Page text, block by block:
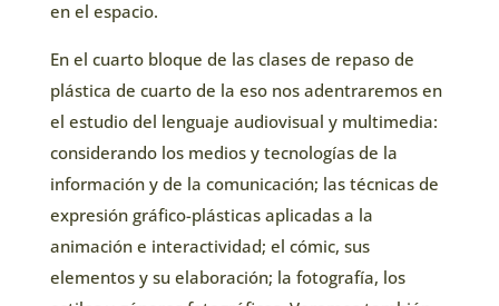
en el espacio.
En el cuarto bloque de las clases de repaso de
plástica de cuarto de la eso nos adentraremos en
el estudio del lenguaje audiovisual y multimedia:
considerando los medios y tecnologías de la
información y de la comunicación; las técnicas de
expresión gráfico-plásticas aplicadas a la
animación e interactividad; el cómic, sus
elementos y su elaboración; la fotografía, los